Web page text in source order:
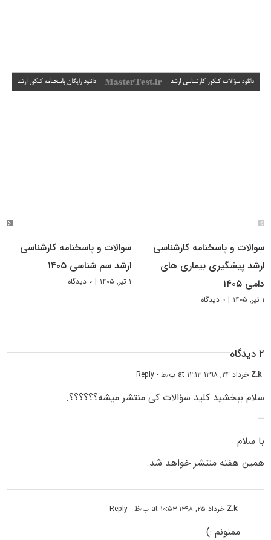
سوالات و پاسخنامه کارشناسی
ارشد پیشگیری بیماری های
دامی ۱۴۰۵
۱ تیر, ۱۴۰۵ | ۰ دیدگاه
سوالات و پاسخنامه کارشناسی
ارشد سم شناسی ۱۴۰۵
۱ تیر, ۱۴۰۵ | ۰ دیدگاه
۲ دیدگاه
Z.k خرداد ۲۴, ۱۳۹۸ at ۱۲:۱۳ ب٫ظ - Reply
سلام ببخشید کلید سؤالات کى منتشر میشه؟؟؟؟؟؟.
—
با سلام
همین هفته منتشر خواهد شد.
Z.k خرداد ۲۵, ۱۳۹۸ at ۱۰:۵۳ ب٫ظ - Reply
ممنونم :)